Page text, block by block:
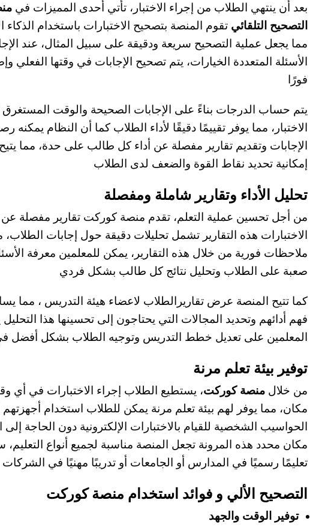
بعد أن ينتهي الطلاب من إجراء الاختبار، تأتي أحدى المميزات في
التصحيح التلقائي تقوم المنصة بتصحيح الاختبارات باستخدام الذكاء
مما يجعل عملية التصحيح سريعة ودقيقة على سبيل المثال، عند
الأسئلة المتعددة الخيارات، يتم تصحيح الإجابات في وقتها الفعلي
فورًا
يتم حساب الدرجات بناءً على الإجابات الصحيحة والوقت المستغرق
الاختبار، مما يوفر تقييمًا دقيقًا لأداء الطلاب كما أن النظام يمكنه
الإجابات وتقديم تقارير مفصلة عن أداء كل طالب على حدة، مما
إمكانية تحديد نقاط القوة والضعف لدى الطلاب
تحليل الأداء وتقارير شاملة ومفصلة
من أجل تحسين عملية التعلم، تقدم منصة كوركت تقارير مفصلة عن
الاختبارات هذه التقارير تشمل تحليلات دقيقة حول إجابات الطلاب،
ملاحظات فورية من خلال هذه التقارير، يمكن للمعلمين معرفة
صعبة على الطلاب وتحليل نتائج كل طالب بشكل فردي
كما تتيح المنصة عرض تقاريرالطلاب لاعضاء هيئة التدريس ، مما
فهم أدائهم وتحديد المجالات التي يحتاجون إلى تحسينها هذا
المعلمين على تعديل خطط التدريس وتوجيه الطلاب بشكل أفضل
توفير بيئة تعلم مرنة
من خلال منصة كوركت، يستطيع الطلاب إجراء الاختبارات في أي
مكان، مما يوفر لهم بيئة تعلم مرنة يمكن للطلاب استخدام أجهزتهم
الحواسيب الشخصية للقيام بالاختبارات الإلكترونية دون الحاجة إلى
مكان محدد هذه المرونة تجعل المنصة مناسبة لجميع أنواع التعليم،
تعليمًا رسميًا في المدارس أو الجامعات أو تدريبًا مهنيًا في الشركات
التصحيح الألي و فوائد استخدام منصة كوركت
توفير الوقت والجهد